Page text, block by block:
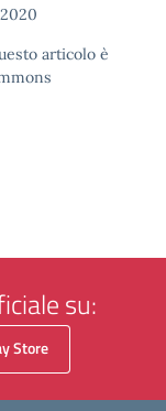
articolo è
su:
Store